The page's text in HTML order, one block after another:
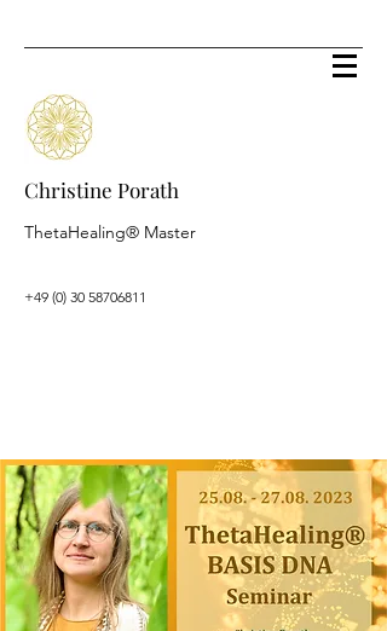
Christine Porath
ThetaHealing® Master
+49 (0) 30 58706811